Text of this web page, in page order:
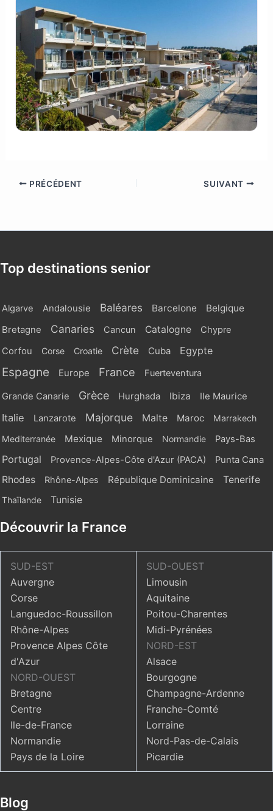
PRÉCÉDENT SUIVANT
Top destinations senior
Algarve Andalousie Baléares Barcelone Belgique
Bretagne Canaries Cancun Catalogne
Chypre
Corfou
Corse Croatie Crète Cuba Egypte
Espagne Europe France Fuerteventura
Grande Canarie Grèce Hurghada Ibiza Ile Maurice
Italie Lanzarote Majorque Malte Maroc
Marrakech
Mediterranée
Mexique Minorque Normandie Pays-Bas
Portugal Provence-Alpes-Côte d'Azur (PACA) Punta Cana
Rhodes Rhône-Alpes République Dominicaine Tenerife
Thaïlande Tunisie
Découvrir la France
SUD-EST
Auvergne
Corse
Languedoc-Roussillon
Rhône-Alpes
Provence Alpes Côte
d'Azur
NORD-OUEST
Bretagne
Centre
Ile-de-France
Normandie
Pays de la Loire
SUD-OUEST
Limousin
Aquitaine
Poitou-Charentes
Midi-Pyrénées
NORD-EST
Alsace
Bourgogne
Champagne-Ardenne
Franche-Comté
Lorraine
Nord-Pas-de-Calais
Picardie
Blog